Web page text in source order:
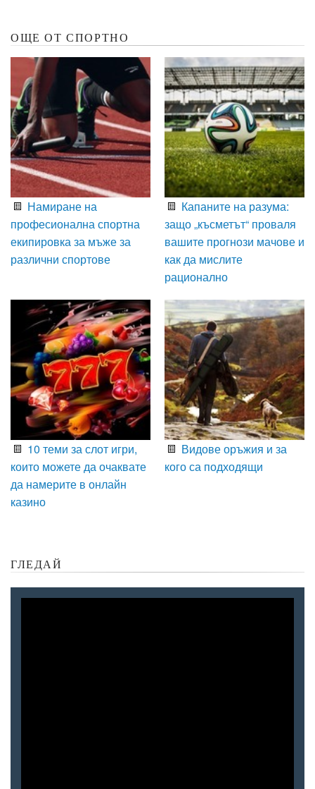
ОЩЕ ОТ СПОРТНО
Намиране на
професионална спортна
екипировка за мъже за
различни спортове
Капаните на разума:
защо „късметът“ проваля
вашите прогнози мачове и
как да мислите
рационално
10 теми за слот игри,
които можете да очаквате
да намерите в онлайн
казино
Видове оръжия и за
кого са подходящи
ГЛЕДАЙ